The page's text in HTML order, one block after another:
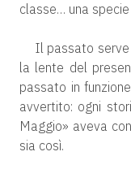
classe… una specie
Il passato serve
la lente del
passato in
avvertito: ogni
Maggio» aveva
sia così.